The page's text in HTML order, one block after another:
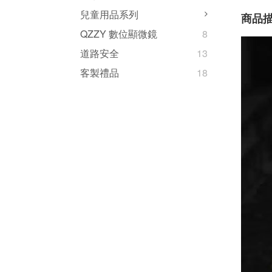
兒童用品系列
QZZY 數位顯微鏡
8
道路安全
13
客製禮品
18
商品